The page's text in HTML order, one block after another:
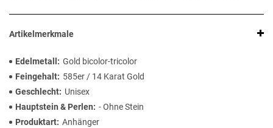
Artikelmerkmale
Edelmetall
Gold bicolor-tricolor
Feingehalt
585er / 14 Karat Gold
Geschlecht
Unisex
Hauptstein & Perlen
- Ohne Stein
Produktart Anhänger